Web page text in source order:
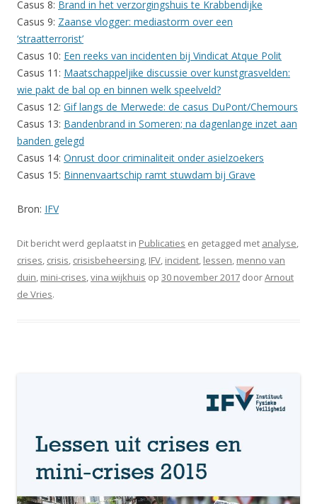
Casus 8: Brand in het verzorgingshuis te Krabbendijke
Casus 9: Zaanse vlogger: mediastorm over een
‘straatterrorist’
Casus 10: Een reeks van incidenten bij Vindicat Atque Polit
Casus 11: Maatschappeljike discussie over kunstgrasvelden:
wie pakt de bal op en binnen welk speelveld?
Casus 12: Gif langs de Merwede: de casus DuPont/Chemours
Casus 13: Bandenbrand in Someren; na dagenlange inzet aan
banden gelegd
Casus 14: Onrust door criminaliteit onder asielzoekers
Casus 15: Binnenvaartschip ramt stuwdam bij Grave
Bron: IFV
Dit bericht werd geplaatst in Publicaties en getagged met analyse,
crises, crisis, crisisbeheersing, IFV, incident, lessen, menno van
duin, mini-crises,vina wijkhuis op 30 november 2017 doorArnout
de Vries.